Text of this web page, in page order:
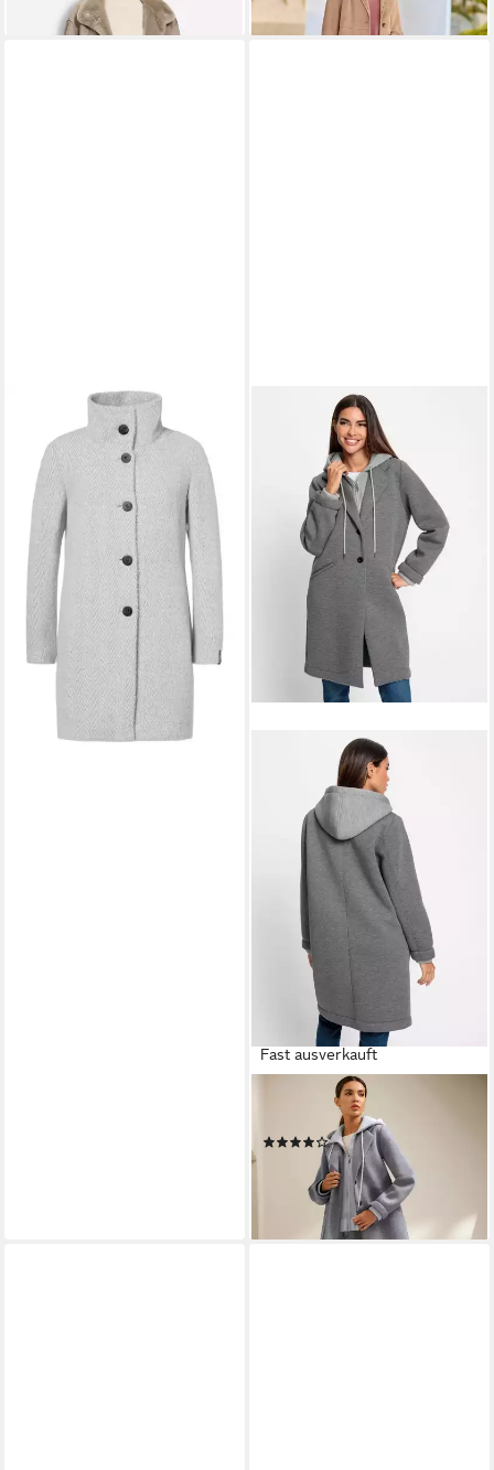
lieferbar - in 3-4 Werktagen bei dir lieferbar - in 3-4 Werktagen bei dir
Wintermantel Babette (mit
Stehkragen) grau Damen
137,49 €
UVP 249,99 €
-45%
lieferbar - in 3-4 Werktagen bei dir
Fast ausverkauft
Langmantel Mantel
(2)
169,00 €
lieferbar - in 3-4 Werktagen bei dir